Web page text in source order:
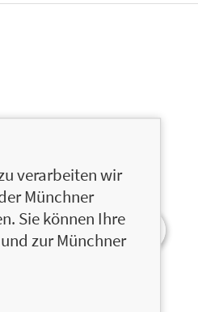
verarbeiten wir
Münchner
Sie können Ihre
zur Münchner